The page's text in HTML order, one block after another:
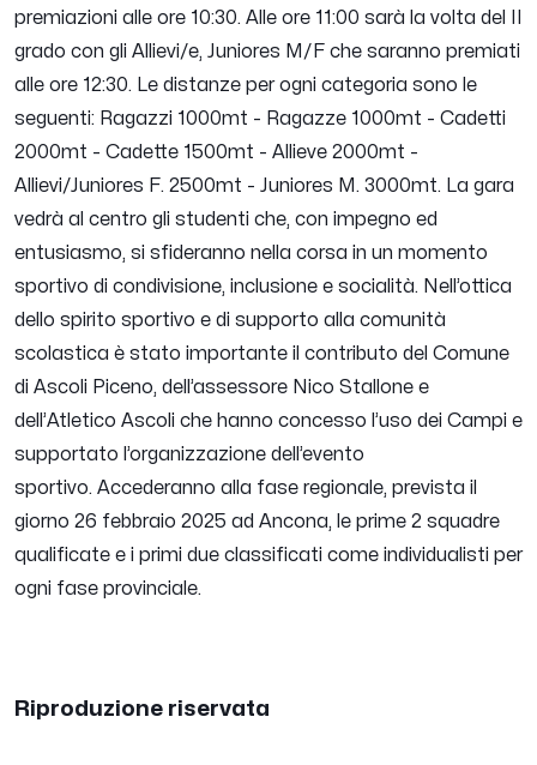
premiazioni alle ore 10:30. Alle ore 11:00 sarà la volta del II
grado con gli Allievi/e, Juniores M/F che saranno premiati
alle ore 12:30. Le distanze per ogni categoria sono le
seguenti: Ragazzi 1000mt - Ragazze 1000mt - Cadetti
2000mt - Cadette 1500mt - Allieve 2000mt -
Allievi/Juniores F. 2500mt - Juniores M. 3000mt. La gara
vedrà al centro gli studenti che, con impegno ed
entusiasmo, si sfideranno nella corsa in un momento
sportivo di condivisione, inclusione e socialità. Nell’ottica
dello spirito sportivo e di supporto alla comunità
scolastica è stato importante il contributo del Comune
di Ascoli Piceno, dell’assessore Nico Stallone e
dell’Atletico Ascoli che hanno concesso l’uso dei Campi e
supportato l’organizzazione dell’evento
sportivo. Accederanno alla fase regionale, prevista il
giorno 26 febbraio 2025 ad Ancona, le prime 2 squadre
qualificate e i primi due classificati come individualisti per
ogni fase provinciale.
Riproduzione riservata